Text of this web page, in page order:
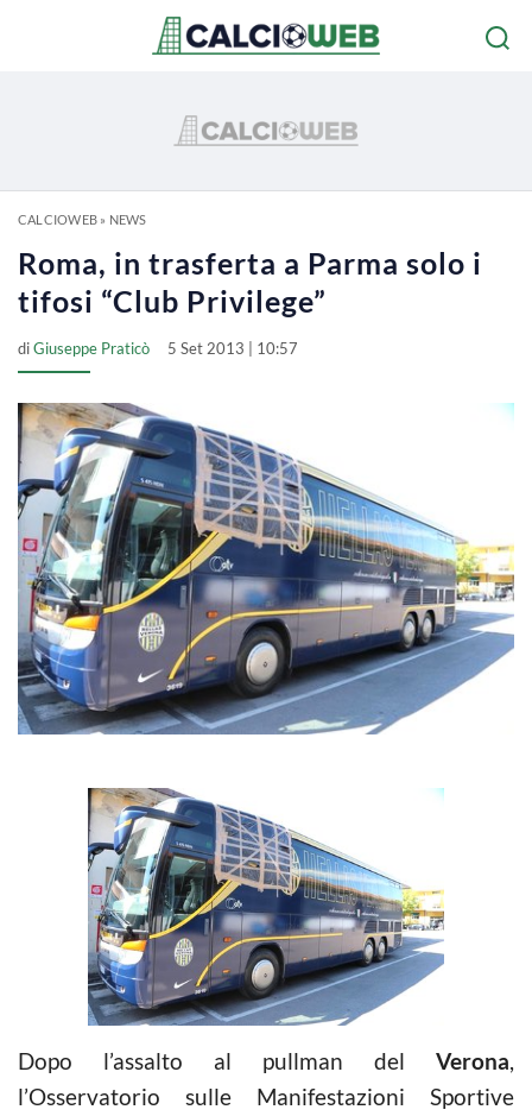
CALCIOWEB» NEWS
Roma, in trasferta a Parma solo i
tifosi “Club Privilege”
diGiuseppe Praticò 5 Set 2013 | 10:57
Dopo l’assalto al pullman del Verona,
l’Osservatorio sulle Manifestazioni Sportive